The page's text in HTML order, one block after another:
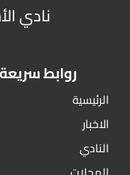
نادي
روابط سريعة
الرئيسية
الاخبار
النادي